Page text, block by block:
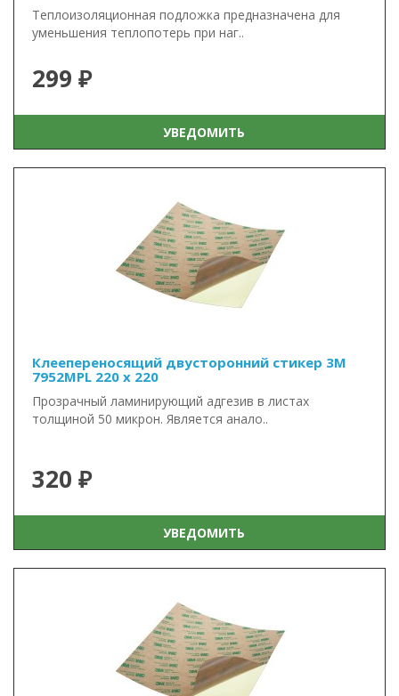
Теплоизоляционная подложка предназначена для
уменьшения теплопотерь при наг..
299 ₽
УВЕДОМИТЬ
Клеепереносящий двусторонний стикер 3M
7952MPL 220 x 220
Прозрачный ламинирующий адгезив в листах
толщиной 50 микрон. Является анало..
320 ₽
УВЕДОМИТЬ